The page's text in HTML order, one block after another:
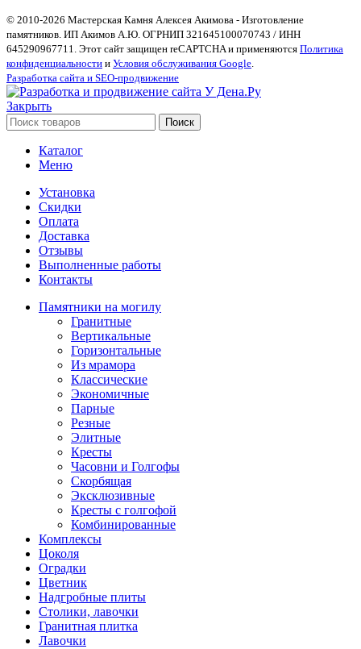
© 2010-2026 Мастерская Камня Алексея Акимова - Изготовление
памятников. ИП Акимов А.Ю. ОГРНИП 321645100070743 / ИНН
645290967711. Этот сайт защищен reCAPTCHA и применяются Политика
конфиденциальности и Условия обслуживания Google.
Разработка сайта и SEO-продвижение
Закрыть
Поиск
Каталог
Меню
Установка
Скидки
Оплата
Доставка
Отзывы
Выполненные работы
Контакты
Памятники на могилу
Гранитные
Вертикальные
Горизонтальные
Из мрамора
Классические
Экономичные
Парные
Резные
Элитные
Кресты
Часовни и Голгофы
Скорбящая
Эксклюзивные
Кресты с голгофой
Комбинированные
Комплексы
Цоколя
Оградки
Цветник
Надгробные плиты
Столики, лавочки
Гранитная плитка
Лавочки